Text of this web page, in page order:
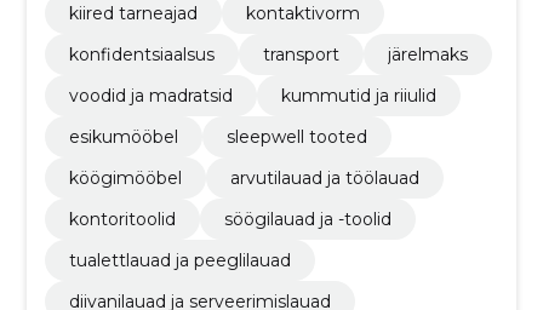
kiired tarneajad
kontaktivorm
konfidentsiaalsus
transport
järelmaks
voodid ja madratsid
kummutid ja riiulid
esikumööbel
sleepwell tooted
köögimööbel
arvutilauad ja töölauad
kontoritoolid
söögilauad ja -toolid
tualettlauad ja peeglilauad
diivanilauad ja serveerimislauad